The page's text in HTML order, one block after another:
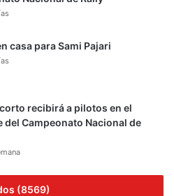
casa para Sami Pajari
recibirá a pilotos en el
del Campeonato Nacional de
(8569)